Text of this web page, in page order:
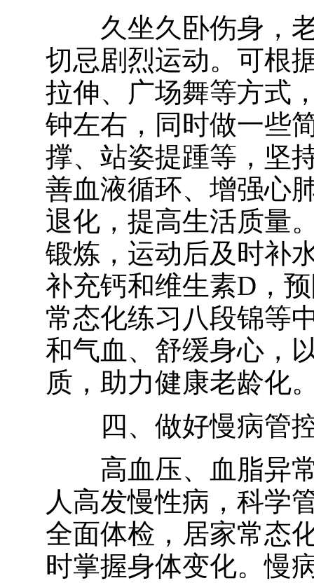
久坐久卧伤身，
切忌剧烈运动。可根
拉伸、广场舞等方式
钟左右，同时做一些
撑、 站姿提踵等，坚
善血液循环、增强心
退化，提高生活质量
锻炼，运动后及时补
补充钙和维生素D，
常态化练习 八段锦等
和气血、舒缓身心，
质，助力健康老龄化
四、做好慢病管
高血压、血脂异
人高发慢性病，科学
全面体检，居家常态
时掌握身体变化。慢